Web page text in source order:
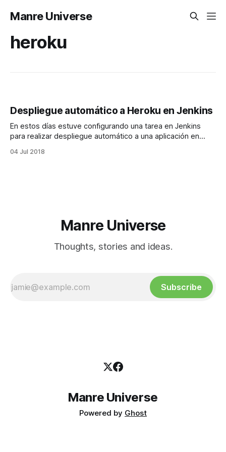
Manre Universe
heroku
Despliegue automático a Heroku en Jenkins
En estos días estuve configurando una tarea en Jenkins
para realizar despliegue automático a una aplicación en
crear una tarea en Jenkins? * Dependiendo de los permisos
04 Jul 2018
Manre Universe
Thoughts, stories and ideas.
Subscribe
Manre Universe
Powered by Ghost